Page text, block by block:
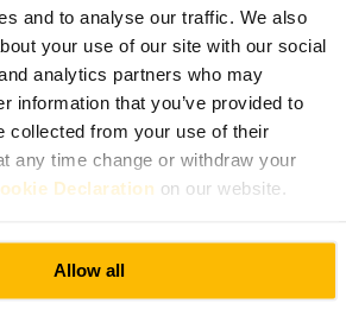
and to analyse our traffic. We also
your use of our site with our social
analytics partners who may
information that you’ve provided to
collected from your use of their
any time change or withdraw your
Declaration on our website.
Allow all
i voksform.”
#Interaktivoplevelse #Fotomuligheder